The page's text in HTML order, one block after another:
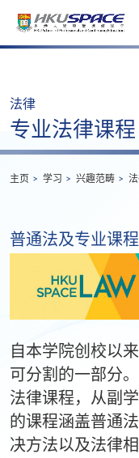
Main
法律
专业法律课程
主页 学习 兴趣范畴
普通法及专业课程
自本学院创校以
可分割的一部分
法律课程，从副
的课程涵盖普通
决方法以及法律